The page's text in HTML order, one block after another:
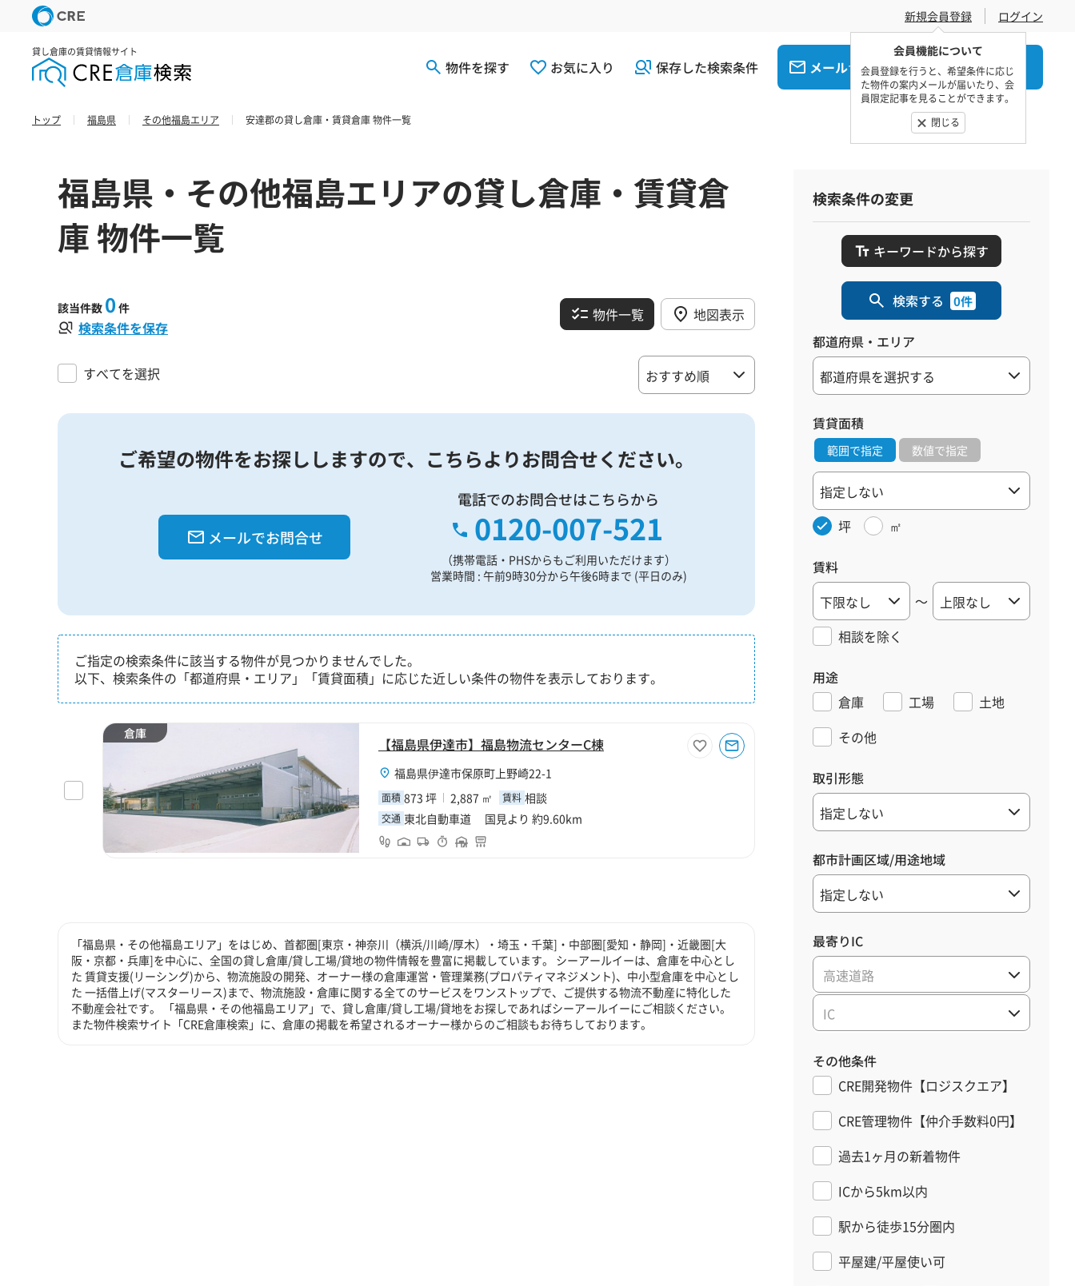
新規会員登録
会員機能について
会員登録を行うと、希望条件に応じ
た物件の案内メールが届いたり、会
員限定記事を見ることができます。
閉じる
ログイン
貸し倉庫の賃貸情報サイト
物件を探す お気に入り 保存した検索条件 メールでお問合せ 電話でお問合せ
トップ 福島県 その他福島エリア 安達郡の貸し倉庫・賃貸倉庫 物件一覧
福島県・その他福島エリアの貸し倉庫・賃貸倉
庫 物件一覧
該当件数 0 件
検索条件を保存
物件一覧 地図表示
すべてを選択
ご希望の物件をお探ししますので、 こちらよりお問合せください。
メールでお問合せ
電話でのお問合せはこちらから
0120-007-521
（携帯電話・PHSからもご利用いただけます）
営業時間 : 午前9時30分から午後6時まで (平日のみ)
ご指定の検索条件に該当する物件が見つかりませんでした。
以下、検索条件の「都道府県・エリア」「賃貸面積」に応じた近しい条件の物件を表示しております。
倉庫
【福島県伊達市】福島物流センターC棟
福島県伊達市保原町上野崎22-1
面積 873 坪 2,887 ㎡ 賃料 相談
交通 東北自動車道 国見より 約9.60km
「福島県・その他福島エリア」をはじめ、首都圏[東京・神奈川（横浜/川崎/厚木）・埼玉・千葉]・中部圏[愛知・静岡]・近畿圏[大
阪・京都・兵庫]を中心に、全国の貸し倉庫/貸し工場/貸地の物件情報を豊富に掲載しています。 シーアールイーは、倉庫を中心とし
た 賃貸支援(リーシング)から、物流施設の開発、オーナー様の倉庫運営・管理業務(プロパティマネジメント)、中小型倉庫を中心とし
た 一括借上げ(マスターリース)まで、物流施設・倉庫に関する全てのサービスをワンストップで、ご提供する物流不動産に特化した
不動産会社です。 「福島県・その他福島エリア」で、貸し倉庫/貸し工場/貸地をお探しであればシーアールイーにご相談ください。
また物件検索サイト「CRE倉庫検索」に、倉庫の掲載を希望されるオーナー様からのご相談もお待ちしております。
検索条件の変更
キーワードから探す
検索する 0件
都道府県・エリア
賃貸面積
範囲で指定 数値で指定
坪 ㎡
賃料
～
相談を除く
用途
倉庫
工場
土地
その他
取引形態
都市計画区域/用途地域
最寄りIC
高速道路
IC
その他条件
CRE開発物件【ロジスクエア】
CRE管理物件【仲介手数料0円】
過去1ヶ月の新着物件
ICから5km以内
駅から徒歩15分圏内
平屋建/平屋使い可